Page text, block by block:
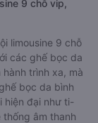
9 chỗ vip,
limousine 9 chỗ
các ghế bọc da
trình xa, mà
bọc da bình
hiện đại như ti-
thống âm thanh